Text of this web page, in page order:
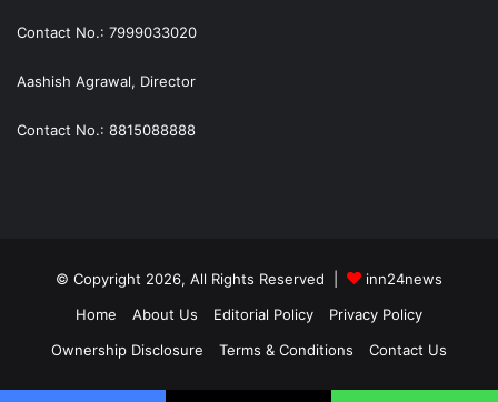
Contact No.: 7999033020
Aashish Agrawal, Director
Contact No.: 8815088888
© Copyright 2026, All Rights Reserved |
inn24news
Home
About Us Editorial Policy
Privacy Policy
Ownership Disclosure
Terms & Conditions Contact Us